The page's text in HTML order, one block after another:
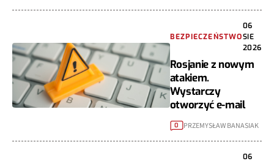
BEZPIECZEŃSTWO
06
SIE
2026
Rosjanie z nowym
atakiem.
Wystarczy
otworzyć e-mail
0 PRZEMYSŁAW BANASIAK
06